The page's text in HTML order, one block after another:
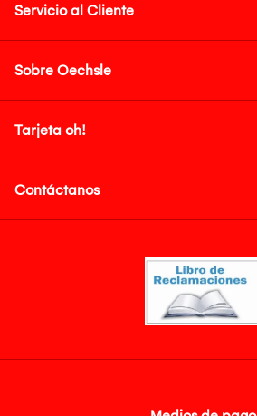
Servicio al Cliente
Sobre Oechsle
Tarjeta oh!
Contáctanos